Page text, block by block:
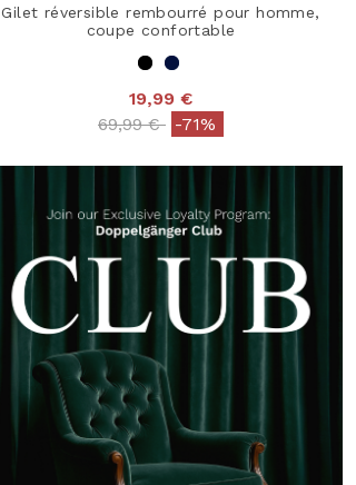
Gilet réversible rembourré pour homme,
coupe confortable
19,99 €
Price reduced from
69,99 €to-71%